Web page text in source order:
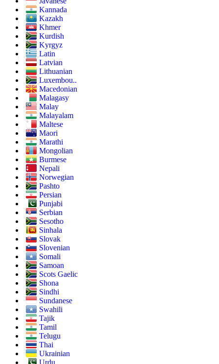
Kannada
Kazakh
Khmer
Kurdish
Kyrgyz
Latin
Latvian
Lithuanian
Luxembou..
Macedonian
Malagasy
Malay
Malayalam
Maltese
Maori
Marathi
Mongolian
Burmese
Nepali
Norwegian
Pashto
Persian
Punjabi
Serbian
Sesotho
Sinhala
Slovak
Slovenian
Somali
Samoan
Scots Gaelic
Shona
Sindhi
Sundanese
Swahili
Tajik
Tamil
Telugu
Thai
Ukrainian
Urdu